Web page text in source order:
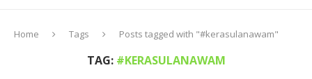
Home Tags Posts tagged with "#kerasulanawam"
TAG: #KERASULANAWAM